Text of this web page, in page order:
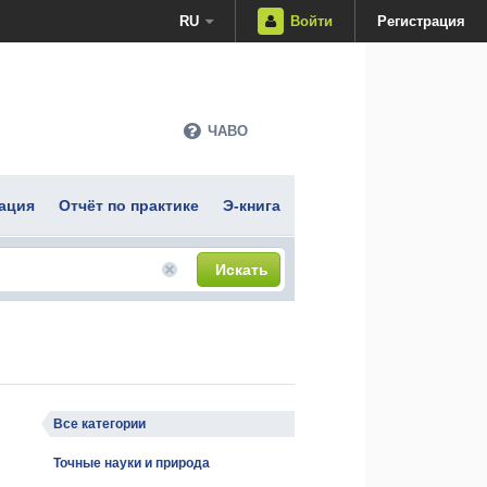
RU Войти Регистрация
ЧАВО
Отчёт по практике Э-книга
Искать
Все категории
Точные науки и природа